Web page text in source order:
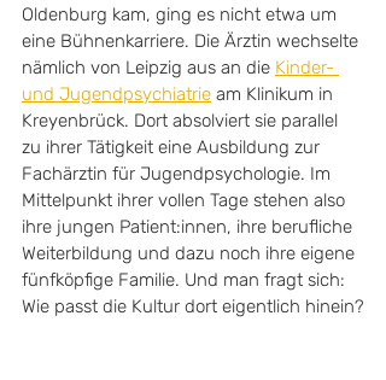
Oldenburg kam, ging es nicht etwa um
eine Bühnenkarriere. Die Ärztin wechselte
nämlich von Leipzig aus an die Kinder-
und Jugendpsychiatrie am Klinikum in
Kreyenbrück. Dort absolviert sie parallel
zu ihrer Tätigkeit eine Ausbildung zur
Fachärztin für Jugendpsychologie. Im
Mittelpunkt ihrer vollen Tage stehen also
ihre jungen Patient:innen, ihre berufliche
Weiterbildung und dazu noch ihre eigene
fünfköpfige Familie. Und man fragt sich:
Wie passt die Kultur dort eigentlich hinein?